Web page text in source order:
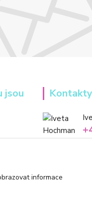
jsou Kontakty
informace